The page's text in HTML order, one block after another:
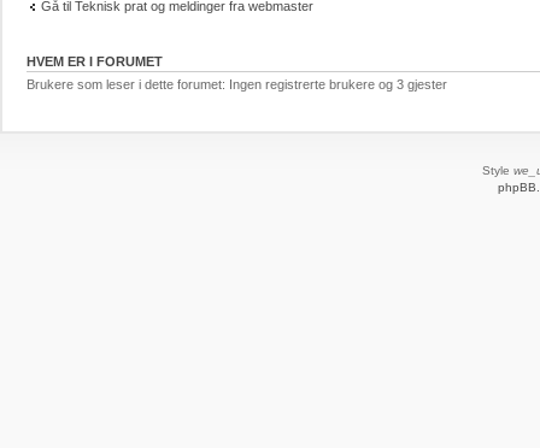
Gå til Teknisk prat og meldinger fra webmaster
HVEM ER I FORUMET
Brukere som leser i dette forumet: Ingen registrerte brukere og 3 gjester
Style